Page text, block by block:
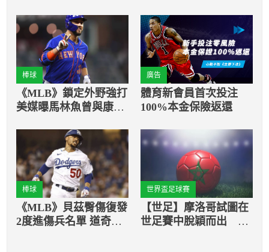
棒球
《MLB》鎖定外野強打
美媒曝馬林魚曾與康佛
廣告
體育新會員首次投注
100%本金保險返還
棒球
《MLB》貝茲臀傷復發
2度進傷兵名單 道奇求
世界盃足球賽
【世足】摩洛哥試圖在
世足賽中脫穎而出 惟